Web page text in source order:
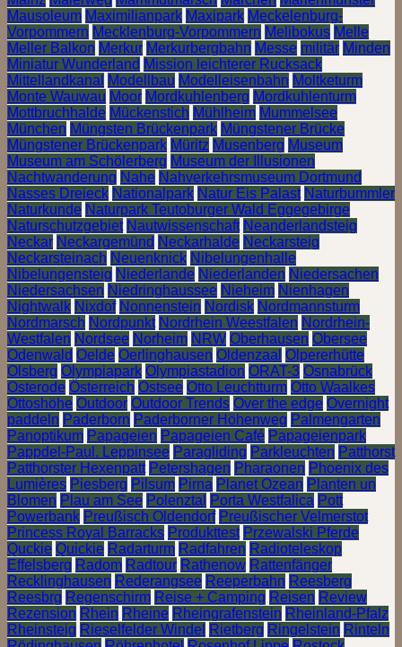
Mausoleum Maximilianpark Maxipark Meckelenburg-
Vorpommern Mecklenburg-Vorpommern Melibokus Melle
Meller Balkon Merkur Merkurbergbahn Messe militär Minden
Miniatur Wunderland Mission leichterer Rucksack
Mittellandkanal
Modellbau Modelleisenbahn Moltketurm
Monte Wauwau Moor Mordkuhlenberg Mordkuhlenturm
Mottbruchhalde Mückenstich Mühlheim Mummelsee
München Müngsten Brückenpark Müngstener Brücke
Müngstener Brückenpark Müritz Musenberg Museum
Museum am Schölerberg Museum der Illusionen
Nachtwanderung Nahe Nahverkehrsmuseum Dortmund
Nasses Dreieck Nationalpark Natur Eis Palast Naturbummler
Naturkunde Naturpark Teutoburger Wald Eggegebirge
Naturschutzgebiet Nautwissenschaft Neanderlandsteig
Neckar Neckargemünd Neckarhalde Neckarsteig
Neckarsteinach Neuenknick Nibelungenhalle
Nibelungensteig Niederlande Niederlanden Niedersachen
Niedersachsen Niedringhaussee Nieheim Nienhagen
Nightwalk Nixdof Nonnenstein Nordisk Nordmannsturm
Nordmarsch Nordpunkt Nordrhein Weestfalen Nordrhein-
Westfalen Nordsee Norheim NRW Oberhausen Obersee
Odenwald Oelde Oerlinghausen Oldenzaal Olpererhütte
Olsberg Olympiapark Olympiastadion ORAT-3 Osnabrück
Osterode Österreich Ostsee Otto Leuchtturm Otto Waalkes
Ottoshöhe Outdoor Outdoor Trends Over the edge Overnight
paddeln Paderborn Paderborner Höhenweg Palmengarten
Panoptikum Papageien Papageien Café Papageienpark
Pappdel-Paul. Leppinsee Paragliding Parkleuchten Patthorst
Patthorster Hexenpatt Petershagen Pharaonen Phoenix des
Lumières Piesberg Pilsum Pirna Planet Ozean Planten un
Blomen Plau am See Polenztal Porta Westfalica Pott
Powerbank Preußisch Oldendorf Preußischer Velmerstot
Princess Royal Barracks Produkttest Przewalski Pferde
Quckie Quickie Radarturm Radfahren Radioteleskop
Effelsberg Radom Radtour Rathenow Rattenfänger
Recklinghausen Rederangsee Reeperbahn Reesberg
Reesbrg Regenschirm Reise + Camping Reisen Review
Rezension Rhein Rheine Rheingrafenstein Rheinland-Pfalz
Rheinsteig Rieselfelder Windel Rietberg Ringelstein Rinteln